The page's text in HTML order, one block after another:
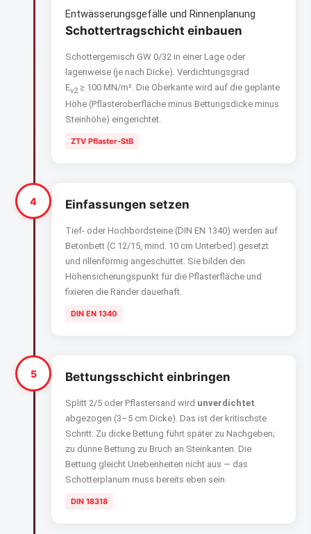
Entwässerungsgefälle und Rinnenplanung
Schottertragschicht einbauen
Schottergemisch GW 0/32 in einer Lage oder
lagenweise (je nach Dicke). Verdichtungsgrad
Ev2 ≥ 100 MN/m². Die Oberkante wird auf die geplante
Höhe (Pflasteroberfläche minus Bettungsdicke minus
Steinhöhe) eingerichtet.
ZTV Pflaster-StB
4 Einfassungen setzen
Tief- oder Hochbordsteine (DIN EN 1340) werden auf
Betonbett (C 12/15, mind. 10 cm Unterbed) gesetzt
und rillenförmig angeschüttet. Sie bilden den
Höhensicherungspunkt für die Pflasterfläche und
fixieren die Ränder dauerhaft.
DIN EN 1340
5 Bettungsschicht einbringen
Splitt 2/5 oder Pflastersand wird unverdichtet
abgezogen (3–5 cm Dicke). Das ist der kritischste
Schritt: Zu dicke Bettung führt später zu Nachgeben;
zu dünne Bettung zu Bruch an Steinkanten. Die
Bettung gleicht Unebenheiten nicht aus — das
Schotterplanum muss bereits eben sein.
DIN 18318